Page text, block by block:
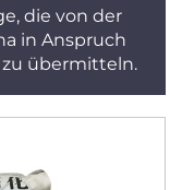
die von der
in Anspruch
übermitteln.